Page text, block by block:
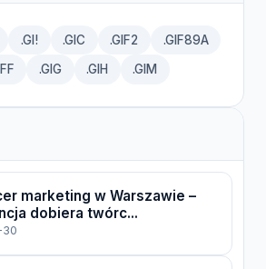
.GI! .GIC .GIF2 .GIF89A
.GIG .GIH .GIM
marketing w Warszawie –
dobiera twórc...